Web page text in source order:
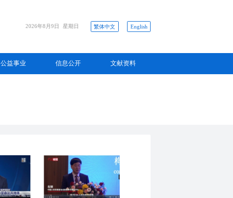
2026年8月9日 星期日 繁体中文 English
公益事业 信息公开 文献资料